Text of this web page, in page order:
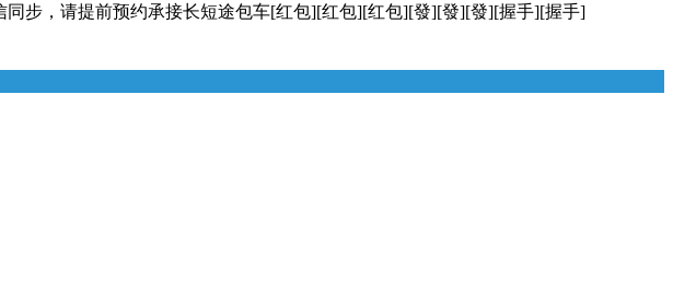
步，请提前预约承接长短途包车[红包][红包][红包][發][發][發][握手][握手]